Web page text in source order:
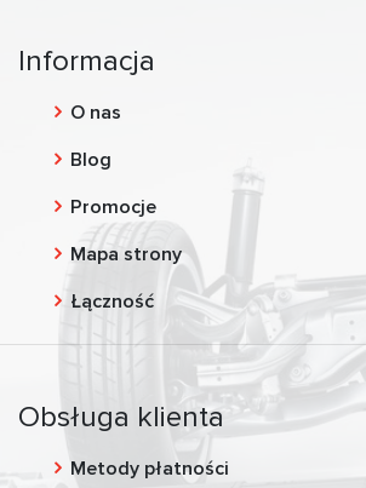
Informacja
O nas
Blog
Promocje
Mapa strony
Łączność
Obsługa klienta
Metody płatności